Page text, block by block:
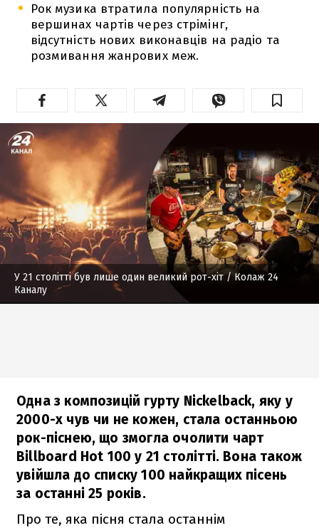
Рок музика втратила популярність на
вершинах чартів через стрімінг,
відсутність нових виконавців на радіо та
розмивання жанрових меж.
У 21 столітті був лише один великий рот-хіт/ Колаж 24
Каналу
Одна з композицій гурту Nickelback, яку у
2000-х чув чи не кожен, стала останньою
рок-піснею, що змогла очолити чарт
Billboard Hot 100 у 21 столітті. Вона також
увійшла до списку 100 найкращих пісень
за останні 25 років.
Про те, яка пісня стала останнім